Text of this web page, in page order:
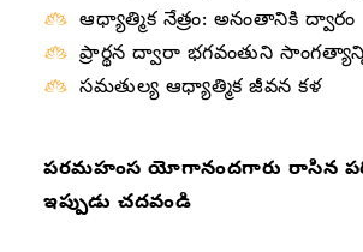
ఆధ్యాత్మిక నేత్రం: అనంతానికి ద్వారం
ప్రార్థన ద్వారా భగవంతుని
సమతుల్య ఆధ్యాత్మిక జీవన కళ
పరమహంస యోగానందగారు రాసిన
ఇప్పుడు చదవండి